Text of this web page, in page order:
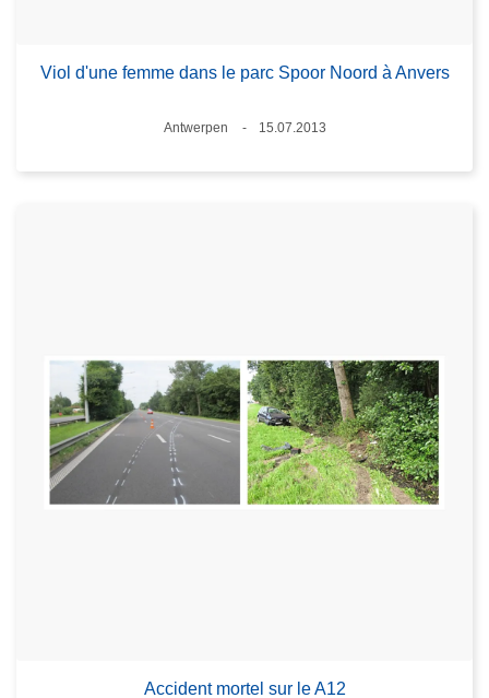
Viol d'une femme dans le parc Spoor Noord à Anvers
Standort
Antwerpen
15.07.2013
Accident mortel sur le A12